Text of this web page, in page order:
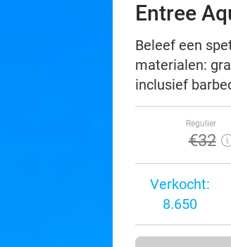
Entree
Beleef een
materialen:
inclusief
Regulier
€32
Verkocht:
8.650